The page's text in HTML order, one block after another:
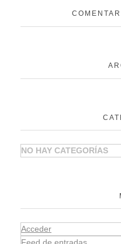
NO HAY CATEGORÍAS
Acceder